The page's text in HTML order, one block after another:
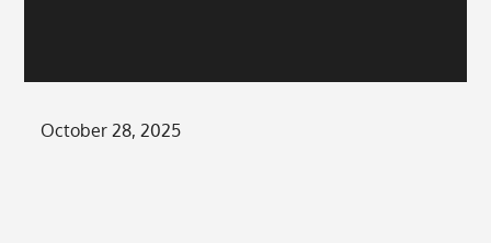
Posted
October 28, 2025